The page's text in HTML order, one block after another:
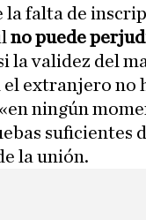
la falta de
no puede
la validez del
el extranjero no
ningún
suficientes
la unión.